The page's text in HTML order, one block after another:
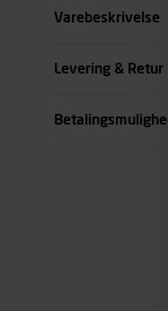
Kode
Varebeskrivelse
Levering & Retur